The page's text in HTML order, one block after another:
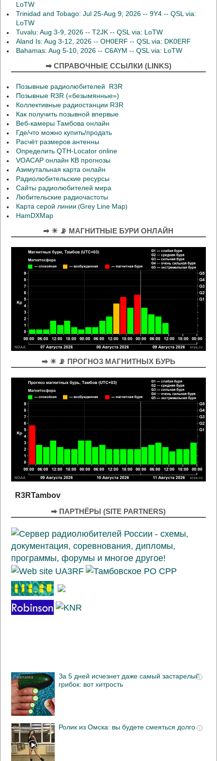
LoTW
Trinidad and Tobago: Jul 25-Aug 9, 2026 -- 9Y4 -- QSL via:
LoTW
Tuvalu: Aug 3-9, 2026 -- T2JK -- QSL via: LoTW
Aland Is: Aug 3-12, 2026 -- OH0ERF -- QSL via: DK0ERF
Bahamas: Aug 5-10, 2026 -- C6AYM -- QSL via: LoTW
➡ СПРАВОЧНЫЕ ССЫЛКИ (LINKS)
Позывные радиолюбителей R3R
Позывные R3R («безымянные»)
Коллективные радиостанции R3R
Как получить позывной впервые
Веб-камеры Тамбова онлайн
Где/что можно купить/продать
Расчёт размеров антенны
Определить QTH-Locator online
VOACAP онлайн КВ прогнозы
Азимутальная карта онлайн
Радиолюбительские ресурсы
Сайты радиолюбителей мира
Любительские радиочастоты
Карта серой линии (Grey Line Map)
HamDXMap
➡ ☀ 📡 МАГНИТНЫЕ БУРИ ОНЛАЙН
➡ ☀ 📡 ПРОГНОЗ МАГНИТНЫХ БУРЬ
R3RTambov
➡ ПАРТНЁРЫ (SITE PARTNERS)
i
За 5 дней исчезнет даже самый застарелый
грибок: вот хитрость
i
Ролик из Омска: вы будете смеяться долго